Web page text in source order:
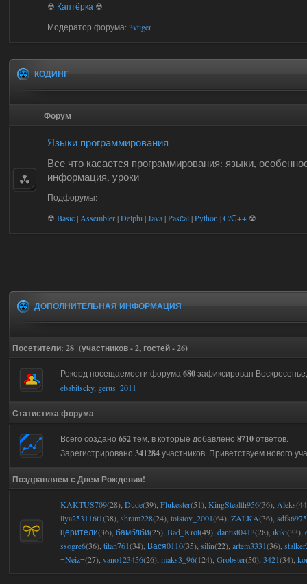
☢ Каптёрка ☢
Модератор форума: 3vtiger
КОДИНГ
Форум
Языки программирования
Все что касается программирования: языки,
информация, уроки
Подфорумы:
☢ Basic| Assembler|Delphi|Java|Pasсal|Python |C/С++ ☢
ДОПОЛНИТЕЛЬНАЯ ИНФОРМАЦИЯ
Посетители: 28 (участников -2, гостей -26)
Рекорд посещаемости форума 680зафиксирован Воскресенье,
ebabitscky, gerus_2011
Статистика форума
Всего создано 652тем, в которые добавлено 8710ответов.
Зарегистрировано 341284участников. Приветствуем нового
Поздравляем с Днем Рождения!
KAKTUS709(28) Dude(39) Flukester(51) KingStealth956(36) Aleks
ilya253116t1(38) shram228(24) tolstov_2001(64) ZALKA(36) sdfs6975
церители(36) бамблби(25) Bad_Krot(49) dantist0413(28) ikiki(33)
ssogre6(36) titan761(34) Вася0110(35) silin(22) artem3331(36)
=Neiz=(27) vano123456(26) maks3_96(124) Grobster(50) 3421(34)